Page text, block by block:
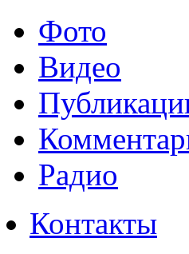
Фото
Видео
Радио
Контакты